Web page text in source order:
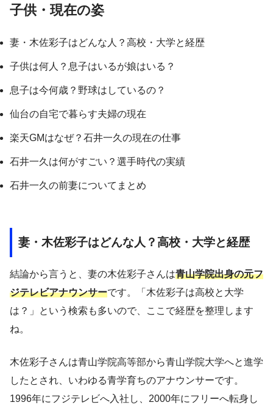
子供・現在の姿
妻・木佐彩子はどんな人？高校・大学と経歴
子供は何人？息子はいるが娘はいる？
息子は今何歳？野球はしているの？
仙台の自宅で暮らす夫婦の現在
楽天GMはなぜ？石井一久の現在の仕事
石井一久は何がすごい？選手時代の実績
石井一久の前妻についてまとめ
妻・木佐彩子はどんな人？高校・大学と経歴
結論から言うと、妻の木佐彩子さんは青山学院出身の元フ
ジテレビアナウンサーです。「木佐彩子は高校と大学
は？」という検索も多いので、ここで経歴を整理します
ね。
木佐彩子さんは青山学院高等部から青山学院大学へと進学
したとされ、いわゆる青学育ちのアナウンサーです。
1996年にフジテレビへ入社し、2000年にフリーへ転身し